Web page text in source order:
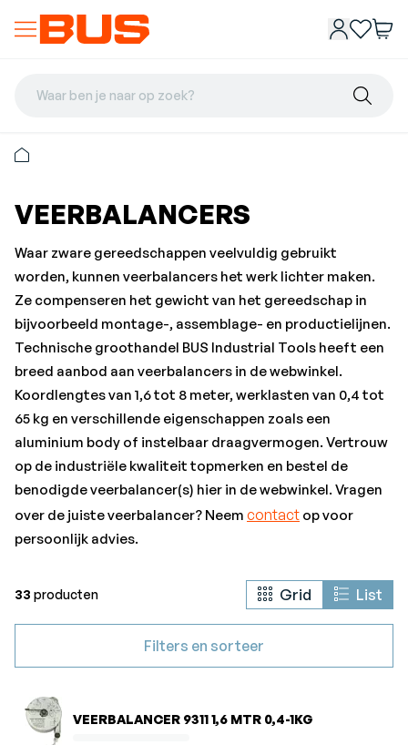
Waar ben je naar op zoek?
VEERBALANCERS
Waar zware gereedschappen veelvuldig gebruikt
worden, kunnen veerbalancers het werk lichter maken.
Ze compenseren het gewicht van het gereedschap in
bijvoorbeeld montage-, assemblage- en productielijnen.
Technische groothandel BUS Industrial Tools heeft een
breed aanbod aan veerbalancers in de webwinkel.
Koordlengtes van 1,6 tot 8 meter, werklasten van 0,4 tot
65 kg en verschillende eigenschappen zoals een
aluminium body of instelbaar draagvermogen. Vertrouw
op de industriële kwaliteit topmerken en bestel de
benodigde veerbalancer(s) hier in de webwinkel. Vragen
over de juiste veerbalancer? Neem contact op voor
persoonlijk advies.
33 producten Grid List
Filters en sorteer
VEERBALANCER 9311 1,6 MTR 0,4-1KG